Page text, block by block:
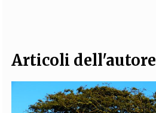
Articoli dell'autore